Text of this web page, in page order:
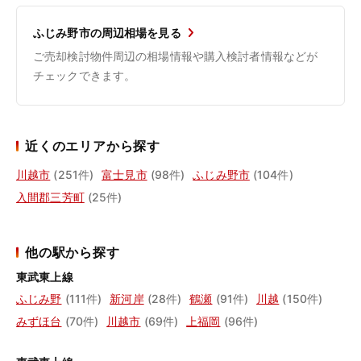
ふじみ野市の周辺相場を見る
ご売却検討物件周辺の相場情報や購入検討者情報などが
チェックできます。
近くのエリアから探す
川越市 (251件) 富士見市 (98件) ふじみ野市 (104件)
入間郡三芳町 (25件)
他の駅から探す
東武東上線
ふじみ野 (111件) 新河岸 (28件) 鶴瀬 (91件) 川越 (150件)
みずほ台 (70件) 川越市 (69件) 上福岡 (96件)